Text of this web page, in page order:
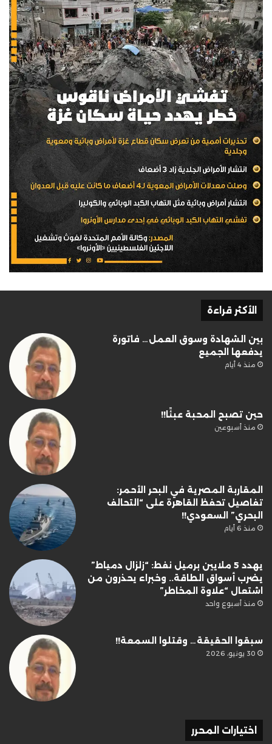
الأكثر قراءة
بين الشهادة وسوق العمل… فاتورة
يدفعها الجميع
منذ 4 أيام
حين تصبح المحبة عبئًا!!
منذ أسبوعين
المقاربة المصرية في البحر الأحمر:
تفاصيل تحفظ القاهرة على “التحالف
البحري” السعودي!!
منذ 6 أيام
يهدد 5 ملايين برميل نفط: “زلزال دمياط”
يضرب أسواق الطاقة.. وخبراء يحذرون من
اشتعال “علاوة المخاطر”
منذ أسبوع واحد
سبقوا الحقيقة… وقتلوا السمعة!!
30 يونيو، 2026
اختيارات المحرر